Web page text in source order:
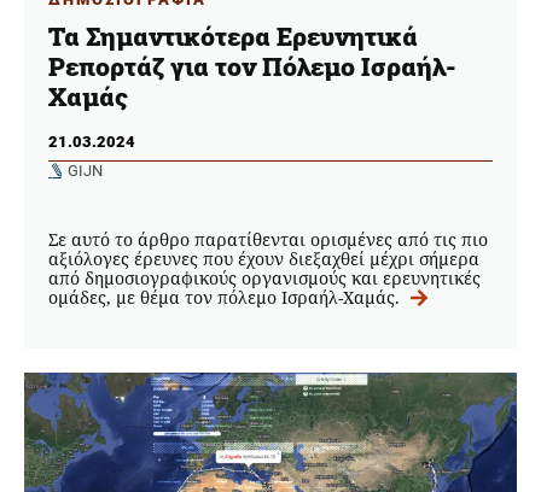
Τα Σημαντικότερα Ερευνητικά
Ρεπορτάζ για τον Πόλεμο Ισραήλ-
Χαμάς
21.03.2024
GIJN
Σε αυτό το άρθρο παρατίθενται ορισμένες από τις πιο
αξιόλογες έρευνες που έχουν διεξαχθεί μέχρι σήμερα
από δημοσιογραφικούς οργανισμούς και ερευνητικές
ομάδες, με θέμα τον πόλεμο Ισραήλ-Χαμάς.